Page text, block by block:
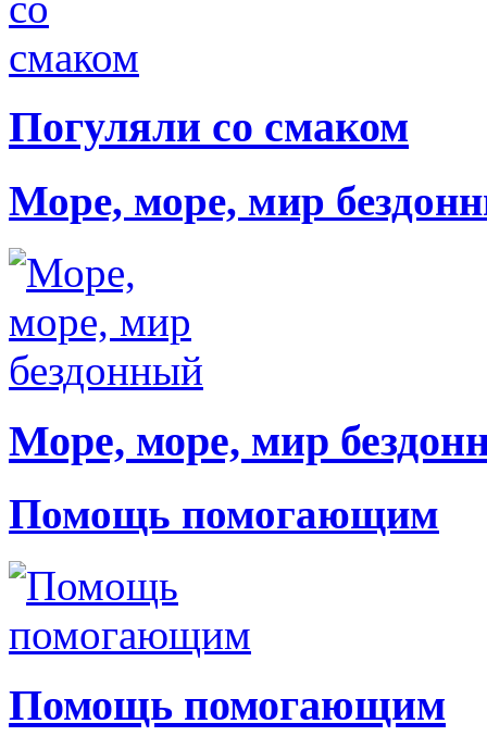
Погуляли со смаком
Море, море, мир
Море, море, мир
Помощь помогающим
Помощь помогающим